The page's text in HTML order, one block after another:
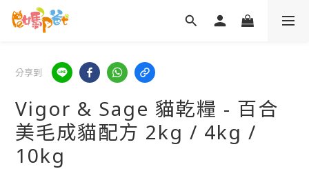
分享到
Vigor & Sage 貓乾糧 - 百合
美毛成貓配方 2kg / 4kg /
10kg